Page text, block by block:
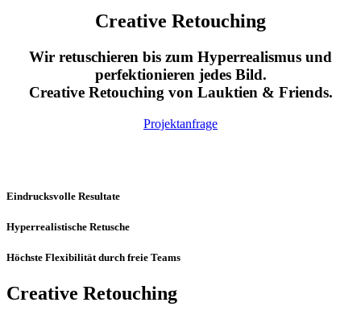
Creative Retouching
Wir retuschieren bis zum Hyperrealismus und
perfektionieren jedes Bild.
Creative Retouching von Lauktien & Friends.
Projektanfrage
Eindrucksvolle Resultate
Hyperrealistische Retusche
Höchste Flexibilität durch freie Teams
Creative Retouching